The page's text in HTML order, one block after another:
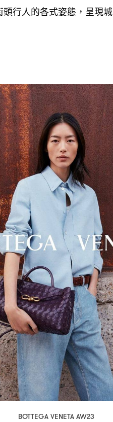
頭行人的各式姿態 ， 呈現城
BOTTEGA VENETA AW23